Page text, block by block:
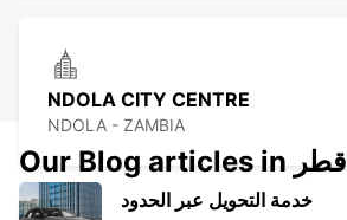
NDOLA CITY CENTRE
NDOLA - ZAMBIA
Our Blog articles in قطر
خدمة التحويل عبر الحدود